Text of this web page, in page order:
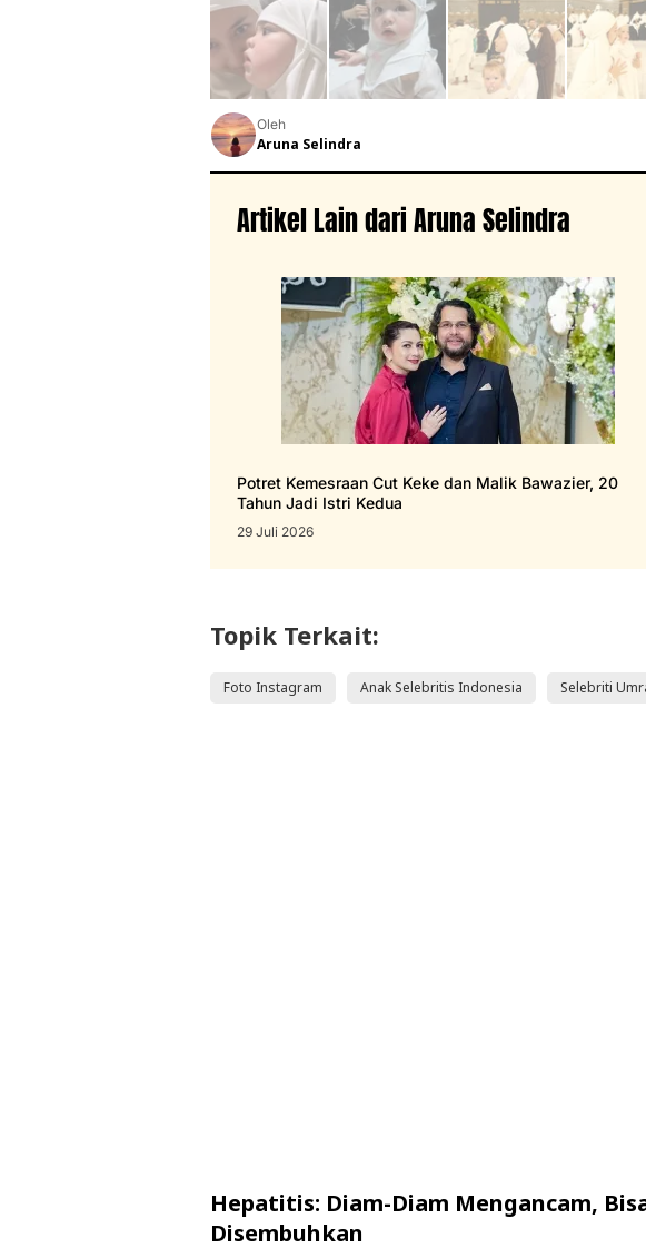
Oleh
Aruna Selindra
Artikel Lain dari Aruna Selindra
Potret Kemesraan Cut Keke dan Malik Bawazier, 20
Tahun Jadi Istri Kedua
29 Juli 2026
Topik Terkait:
Foto Instagram Anak Selebritis Indonesia Selebriti
Hepatitis: Diam-Diam Mengancam,
Disembuhkan